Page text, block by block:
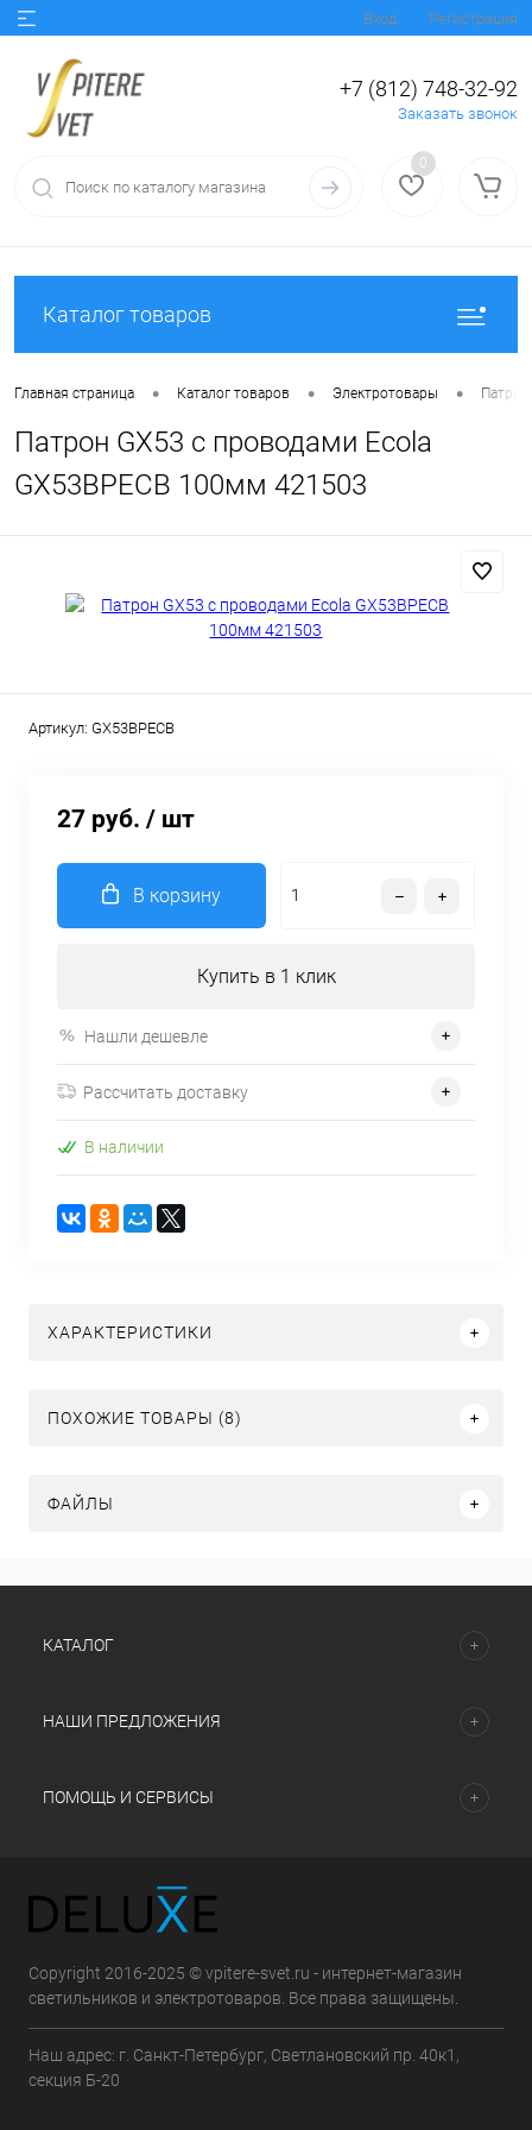
Вход Регистрация
+7 (812) 748-32-92
Заказать звонок
0
Каталог товаров
Главная страница • Каталог товаров • Электротовары •
Патрон GX53 с проводами Ecola
GX53BPECB 100мм 421503
Артикул: GX53BPECB
27 руб. / шт
В корзину
Купить в 1 клик
Нашли дешевле
Рассчитать доставку
В наличии
ХАРАКТЕРИСТИКИ
ПОХОЖИЕ ТОВАРЫ (8)
ФАЙЛЫ
КАТАЛОГ
НАШИ ПРЕДЛОЖЕНИЯ
ПОМОЩЬ И СЕРВИСЫ
Copyright 2016-2025 © vpitere-svet.ru - интернет-магазин
светильников и электротоваров. Все права защищены.
Наш адрес: г. Санкт-Петербург, Светлановский пр. 40к1,
секция Б-20